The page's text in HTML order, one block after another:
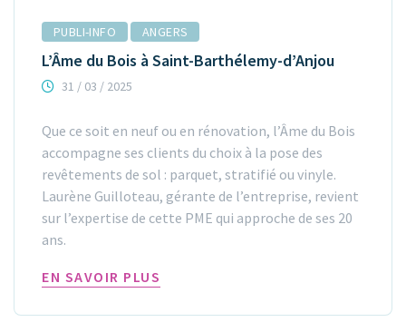
PUBLI-INFO ANGERS
L’Âme du Bois à Saint-Barthélemy-d’Anjou
31 / 03 / 2025
Que ce soit en neuf ou en rénovation, l’Âme du Bois
accompagne ses clients du choix à la pose des
revêtements de sol : parquet, stratifié ou vinyle.
Laurène Guilloteau, gérante de l’entreprise, revient
sur l’expertise de cette PME qui approche de ses 20
ans.
EN SAVOIR PLUS